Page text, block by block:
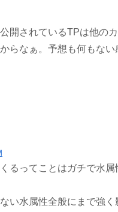
開されているTPは他の
らなぁ。予想も何もない
るってことはガチで水属
い水属性全般にまで強く